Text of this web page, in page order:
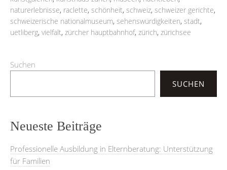
naturerlebnisse, raclette, schönheit, schweiz, schweizer gerichte,
schweizerische nationalmuseum, sehenswürdigkeiten, stadt,
uetliberg, vielfalt, zürcher hauptbahnhof, zürich, zürichsee
Suchen
SUCHEN
Neueste Beiträge
Professionelle Ausbildung in Elternberatung: Unterstützung
für Familien